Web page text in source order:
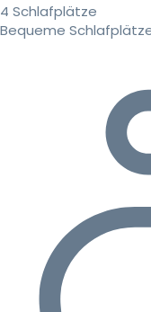
4 Schlafplätze
Bequeme